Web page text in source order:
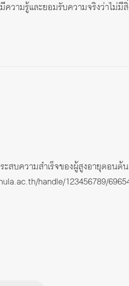
ความรู้และยอมรับความจริงว่าไม่มี
สบความสำเร็จของผู้สูงอายุตอน
handle/123456789/